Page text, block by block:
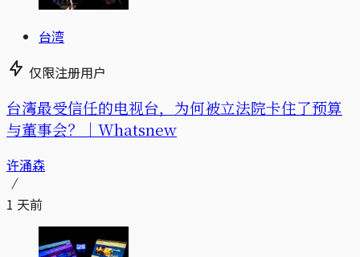
台湾
仅限注册用户
台湾最受信任的电视台，为何被立法院卡住了预算
与董事会？｜Whatsnew
许涌森
1 天前